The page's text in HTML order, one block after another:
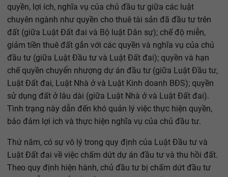
quyền, lợi ích, nghĩa vụ của chủ đầu tư giữa các luật
chuyên ngành như quyền cho thuê tài sản đã đầu tư trên
đất (giữa Luật Đất đai và Bộ luật Dân sự); chế độ miễn,
giảm tiền thuê đất gắn với các quyền và nghĩa vụ của chủ
đầu tư (giữa Luật Đầu tư và Luật Đất đai); quyền và hạn
chế quyền chuyển nhượng dự án đầu tư (giữa Luật Đầu tư,
Luật Đất đai, Luật Nhà ở và Luật Kinh doanh BĐS); quyền
sử dụng đất ở lâu dài (giữa Luật Nhà ở và Luật Đất đai).
Tình trạng này dẫn đến khó quản lý việc thực hiện quyền,
bảo đảm lợi ích và thực hiện nghĩa vụ của chủ đầu tư.
Thứ năm, có sự vô lý trong quy định của Luật Đầu tư và
Luật Đất đai về việc chấm dứt dự án đầu tư và thu hồi đất.
Theo quy định hiện hành, chủ đầu tư bị chấm dứt đầu tư